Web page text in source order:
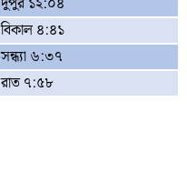
বিকাল ৪:৪১
সন্ধ্যা ৬:৩৭
রাত ৭:৫৮